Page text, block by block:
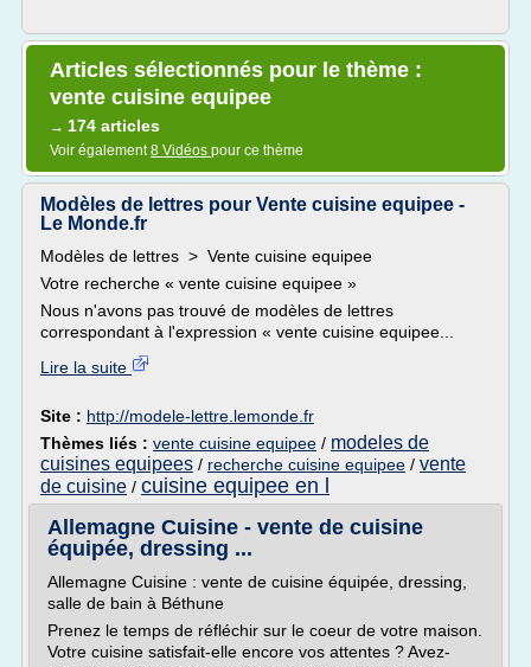
Articles sélectionnés pour le thème :
vente cuisine equipee
→ 174 articles
Voir également8 Vidéos pour ce thème
Modèles de lettres pour Vente cuisine equipee -
Le Monde.fr
Modèles de lettres > Vente cuisine equipee
Votre recherche « vente cuisine equipee »
Nous n'avons pas trouvé de modèles de lettres
correspondant à l'expression « vente cuisine equipee...
Lire la suite
Site : http://modele-lettre.lemonde.fr
Thèmes liés : vente cuisine equipee / modeles de
cuisines equipees / recherche cuisine equipee / vente
de cuisine / cuisine equipee en l
Allemagne Cuisine - vente de cuisine
équipée, dressing ...
Allemagne Cuisine : vente de cuisine équipée, dressing,
salle de bain à Béthune
Prenez le temps de réfléchir sur le coeur de votre maison.
Votre cuisine satisfait-elle encore vos attentes ? Avez-